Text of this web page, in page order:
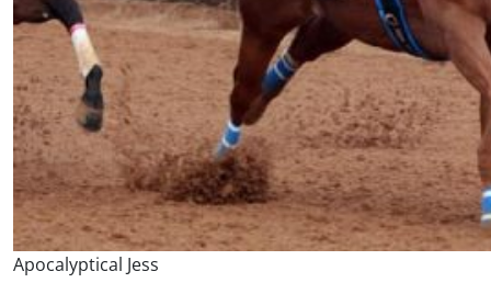
Apocalyptical Jess